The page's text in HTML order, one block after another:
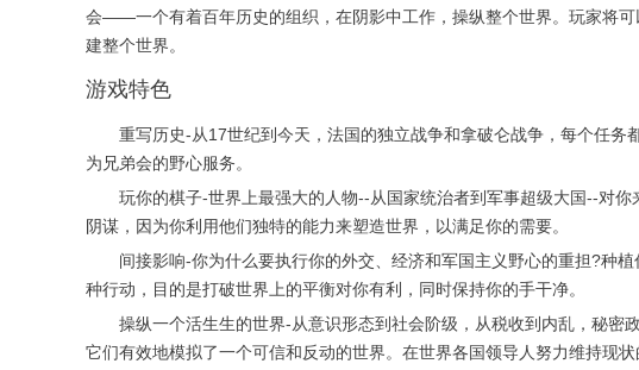
会——一个有着百年历史的组织，在阴影中工作，操纵整个世界。玩家将
建整个世界。
游戏特色
重写历史-从17世纪到今天，法国的独立战争和拿破仑战争，每个任务
为兄弟会的野心服务。
玩你的棋子-世界上最强大的人物--从国家统治者到军事超级大国--对你
阴谋，因为你利用他们独特的能力来塑造世界，以满足你的需要。
间接影响-你为什么要执行你的外交、经济和军国主义野心的重担?种植
种行动，目的是打破世界上的平衡对你有利，同时保持你的手干净。
操纵一个活生生的世界-从意识形态到社会阶级，从税收到内乱，秘密
它们有效地模拟了一个可信和反动的世界。在世界各国领导人努力维持现